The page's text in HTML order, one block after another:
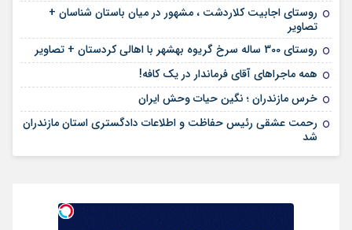
روستای اجابیت کلاردشت ، مشهور در میان باستان شناسان +
تصاویر
روستای 300 ساله سرخ ‌گریوه بهشهر با اهالی کردستان + تصاویر
همه ماجراهای آقای فرماندار در یک کافه!
خرس مازندران ؛ نگین حیات وحش ایران
رحمت عشقی رئیس حفاظت و اطلاعات دادگستری استان مازندران
شد